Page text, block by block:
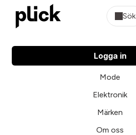
Sök
Logga in
Mode
Elektronik
Märken
Om oss